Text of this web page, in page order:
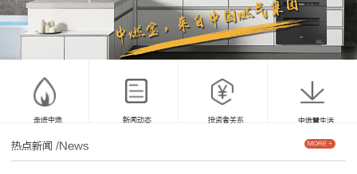
走进中燃 新闻动态 投资者关系 中燃慧生活
热点新闻 /News MORE +